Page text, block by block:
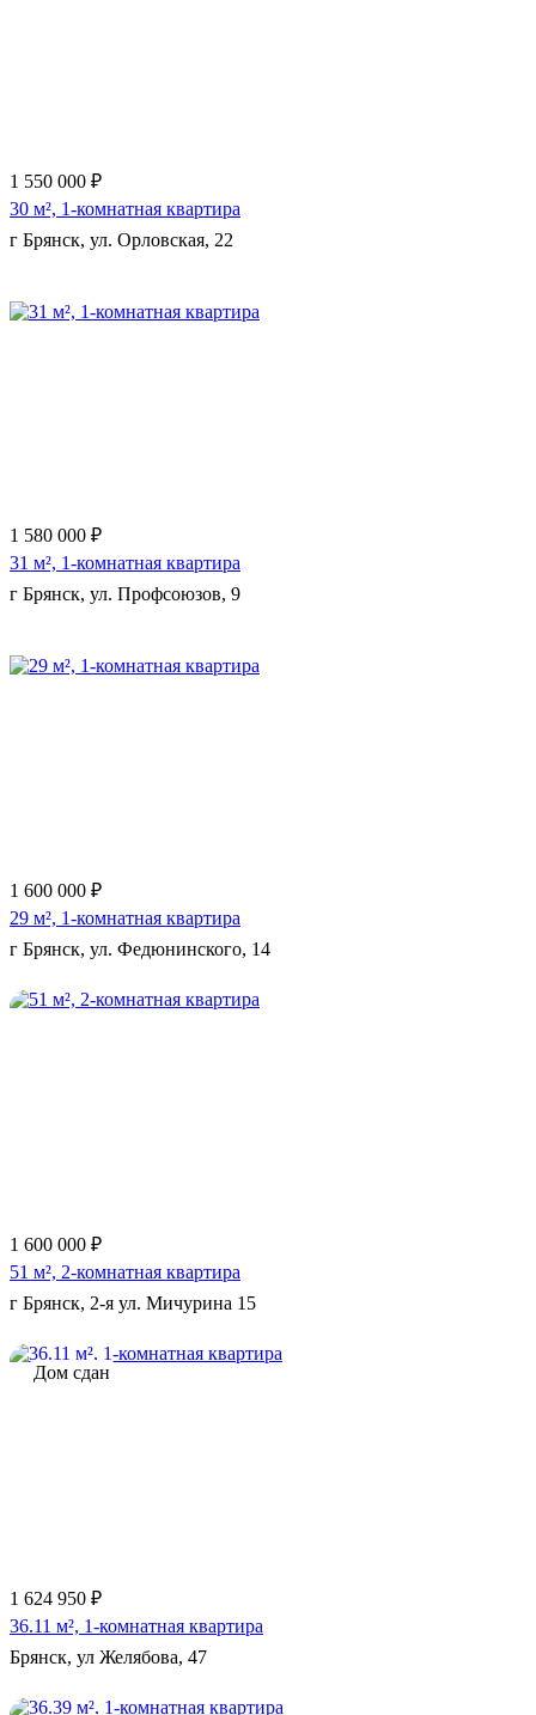
1 550 000 ₽
30 м², 1-комнатная квартира
г Брянск, ул. Орловская, 22
1 580 000 ₽
31 м², 1-комнатная квартира
г Брянск, ул. Профсоюзов, 9
1 600 000 ₽
29 м², 1-комнатная квартира
г Брянск, ул. Федюнинского, 14
1 600 000 ₽
51 м², 2-комнатная квартира
г Брянск, 2-я ул. Мичурина 15
Дом сдан
1 624 950 ₽
36.11 м², 1-комнатная квартира
Брянск, ул Желябова, 47